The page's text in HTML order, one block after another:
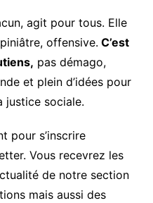
agit pour tous. Elle
offensive. C’est
pas démago,
et plein d’idées pour
justice sociale.
pour s’inscrire
Vous recevrez les
de notre section
mais aussi des